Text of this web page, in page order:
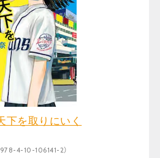
下を取りにいく
978-4-10-106141-2）